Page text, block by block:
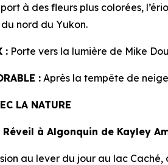
à des fleurs plus colorées,
nord du Yukon.
: Porte vers la lumière de Mike
: Après la tempête de
LA NATURE
Réveil à Algonquin de Kayley
au lever du jour au lac